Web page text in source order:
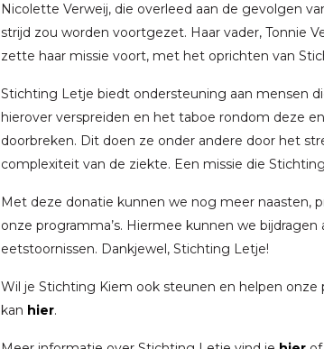
Nicolette Verweij, die overleed aan de gevolgen
strijd zou worden voortgezet. Haar vader, Tonnie
zette haar missie voort, met het oprichten van
Stichting Letje biedt ondersteuning aan mensen
hierover verspreiden en het taboe rondom deze
doorbreken. Dit doen ze onder andere door het
complexiteit van de ziekte. Een missie die
Met deze donatie kunnen we nog meer naasten,
onze programma’s. Hiermee kunnen we
eetstoornissen. Dankjewel, Stichting Letje!
Wil je Stichting Kiem ook steunen en helpen
kan hier.